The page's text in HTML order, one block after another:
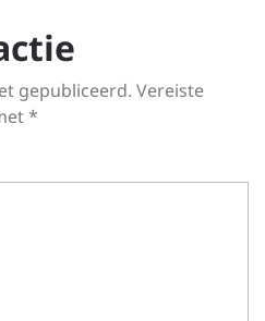
gepubliceerd. Vereiste
*